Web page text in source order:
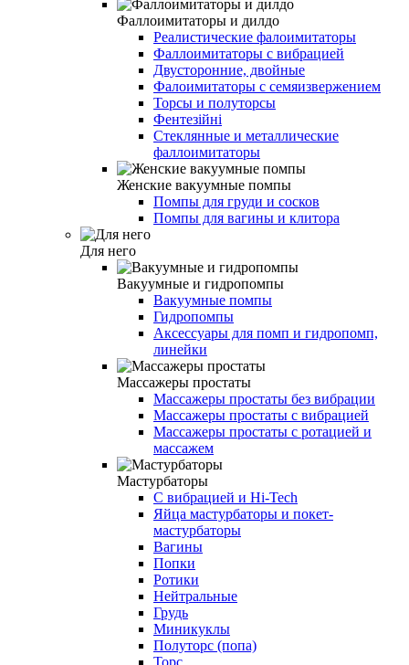
Фаллоимитаторы и дилдо
Реалистические фалоимитаторы
Фаллоимитаторы с вибрацией
Двусторонние, двойные
Фалоимитаторы с семяизвержением
Торсы и полуторсы
Фентезійні
Стеклянные и металлические
фаллоимитаторы
Женские вакуумные помпы
Помпы для груди и сосков
Помпы для вагины и клитора
Для него
Вакуумные и гидропомпы
Вакуумные помпы
Гидропомпы
Аксессуары для помп и гидропомп,
линейки
Массажеры простаты
Массажеры простаты без вибрации
Массажеры простаты с вибрацией
Массажеры простаты с ротацией и
массажем
Мастурбаторы
С вибрацией и Hi-Tech
Яйца мастурбаторы и покет-
мастурбаторы
Вагины
Попки
Ротики
Нейтральные
Грудь
Миникуклы
Полуторс (попа)
Торс